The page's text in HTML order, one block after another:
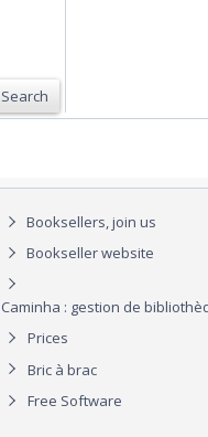
Search
Booksellers, join us
Bookseller website
Caminha : gestion de
Prices
Bric à brac
Free Software